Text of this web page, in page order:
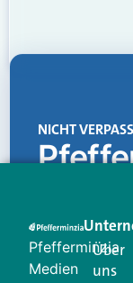
NICHT
Creator für
Ihren
Login.
Pfefferminzia
Medien
Über
uns